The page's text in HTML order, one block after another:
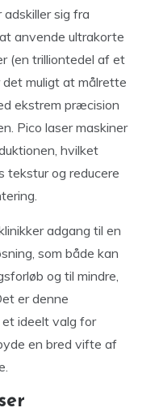
sig fra
anvende ultrakorte
(en trilliontedel af et
det muligt at målrette
ekstrem præcision
Pico laser maskiner
hvilket
tekstur og reducere
adgang til en
som både kan
og til mindre,
er denne
et ideelt valg for
en bred vifte af